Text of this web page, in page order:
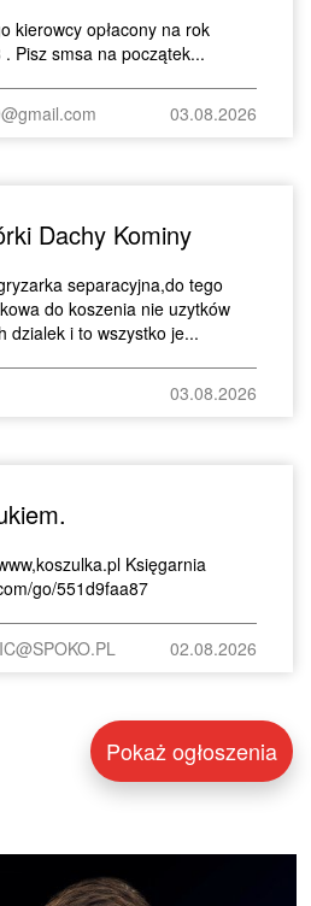
kierowcy opłacony na rok
Pisz smsa na początek...
03.08.2026
Dachy Kominy
separacyjna,do tego
do koszenia nie uzytków
dzialek i to wszystko je...
03.08.2026
Księgarnia
go/551d9faa87
02.08.2026
Pokaż ogłoszenia